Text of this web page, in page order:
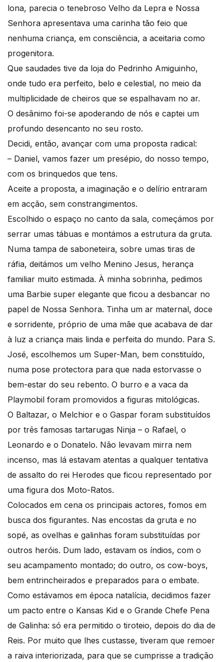
lona, parecia o tenebroso Velho da Lepra e Nossa
Senhora apresentava uma carinha tão feio que
nenhuma criança, em consciência, a aceitaria como
progenitora.
Que saudades tive da loja do Pedrinho Amiguinho,
onde tudo era perfeito, belo e celestial, no meio da
multiplicidade de cheiros que se espalhavam no ar.
O desânimo foi-se apoderando de nós e captei um
profundo desencanto no seu rosto.
Decidi, então, avançar com uma proposta radical:
– Daniel, vamos fazer um presépio, do nosso tempo,
com os brinquedos que tens.
Aceite a proposta, a imaginação e o delírio entraram
em acção, sem constrangimentos.
Escolhido o espaço no canto da sala, começámos por
serrar umas tábuas e montámos a estrutura da gruta.
Numa tampa de saboneteira, sobre umas tiras de
ráfia, deitámos um velho Menino Jesus, herança
familiar muito estimada. À minha sobrinha, pedimos
uma Barbie super elegante que ficou a desbancar no
papel de Nossa Senhora. Tinha um ar maternal, doce
e sorridente, próprio de uma mãe que acabava de dar
à luz a criança mais linda e perfeita do mundo. Para S.
José, escolhemos um Super-Man, bem constituído,
numa pose protectora para que nada estorvasse o
bem-estar do seu rebento. O burro e a vaca da
Playmobil foram promovidos a figuras mitológicas.
O Baltazar, o Melchior e o Gaspar foram substituídos
por três famosas tartarugas Ninja – o Rafael, o
Leonardo e o Donatelo. Não levavam mirra nem
incenso, mas lá estavam atentas a qualquer tentativa
de assalto do rei Herodes que ficou representado por
uma figura dos Moto-Ratos.
Colocados em cena os principais actores, fomos em
busca dos figurantes. Nas encostas da gruta e no
sopé, as ovelhas e galinhas foram substituídas por
outros heróis. Dum lado, estavam os índios, com o
seu acampamento montado; do outro, os cow-boys,
bem entrincheirados e preparados para o embate.
Como estávamos em época natalícia, decidimos fazer
um pacto entre o Kansas Kid e o Grande Chefe Pena
de Galinha: só era permitido o tiroteio, depois do dia de
Reis. Por muito que lhes custasse, tiveram que remoer
a raiva interiorizada, para que se cumprisse a tradição